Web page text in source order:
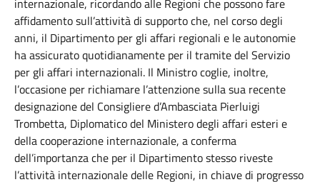
internazionale, ricordando alle Regioni che possono fare
affidamento sull’attività di supporto che, nel corso degli
anni, il Dipartimento per gli affari regionali e le autonomie
ha assicurato quotidianamente per il tramite del Servizio
per gli affari internazionali. Il Ministro coglie, inoltre,
l’occasione per richiamare l’attenzione sulla sua recente
designazione del Consigliere d’Ambasciata Pierluigi
Trombetta, Diplomatico del Ministero degli affari esteri e
della cooperazione internazionale, a conferma
dell’importanza che per il Dipartimento stesso riveste
l’attività internazionale delle Regioni, in chiave di progresso